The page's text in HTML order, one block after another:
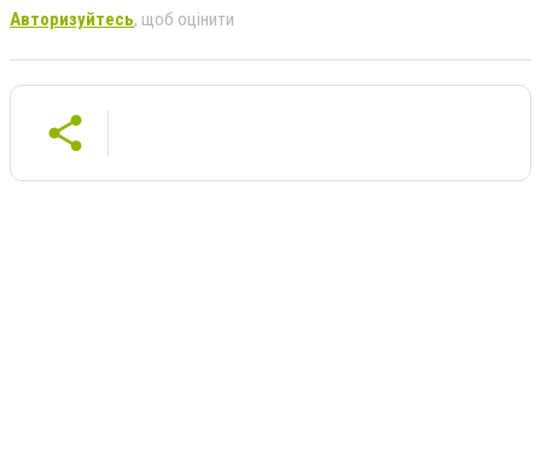
Авторизуйтесь, щоб оцінити